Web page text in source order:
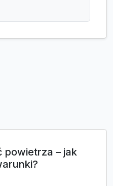
powietrza – jak